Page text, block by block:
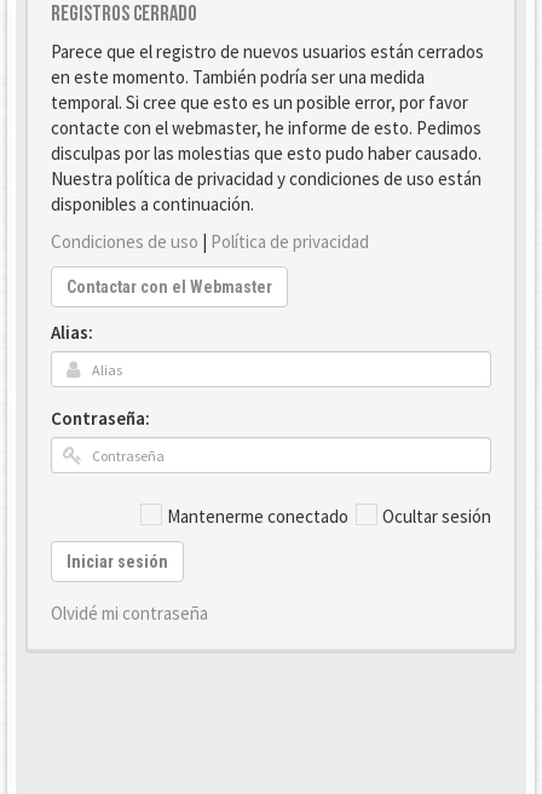
Registros cerrado
Parece que el registro de nuevos usuarios están cerrados
en este momento. También podría ser una medida
temporal. Si cree que esto es un posible error, por favor
contacte con el webmaster, he informe de esto. Pedimos
disculpas por las molestias que esto pudo haber causado.
Nuestra política de privacidad y condiciones de uso están
disponibles a continuación.
Condiciones de uso | Política de privacidad
Contactar con el Webmaster
Alias:
Contraseña:
Mantenerme conectado Ocultar sesión
Iniciar sesión
Olvidé mi contraseña